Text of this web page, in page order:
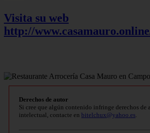
Visita su web
http://
Derechos de autor
Si cree que algún contenido infringe derechos de
intelectual, contacte en bitelchux@yahoo.es